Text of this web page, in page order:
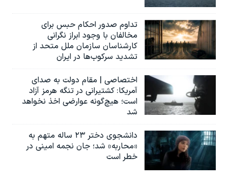
تداوم صدور احکام حبس برای
مخالفان با وجود ابراز نگرانی
کارشناسان سازمان ملل متحد از
تشدید سرکوب‌ها در ایران
اختصاصی | مقام دولت به صدای
آمریکا: کشتیرانی در تنگه هرمز آزاد
است؛ هیچ‌گونه عوارضی اخذ نخواهد
شد
دانشجوی دختر ۲۳ ساله متهم به
«محاربه» شد؛ جان نجمه امینی در
خطر است